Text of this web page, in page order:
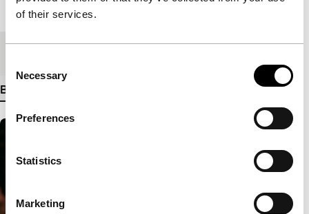
of their services.
Selection
Necessary
Preferences
Statistics
Marketing
Lengte
Bekijk meer details